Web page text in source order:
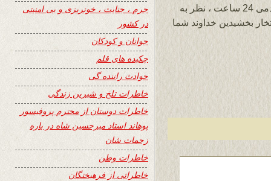
ممنون ازاینکه سروده را در سایت وزین و مردمی 24 ساعت ، نظر به
بخشیدین خداوند شما
جرم ، جنایت ، خونریزی و بی امنیتی
در کشور
جوانان و کودکان
چکیده های قلم
حوادث راننده گی
خاطرات تلخ و شیرین زندگی
خاطرات دوستان از محترم پروفیسور
پوهاند استاد میرحسین شاه در باره
زحمات شان
خاطرات وطن
خاطراتی از فرهیختگان